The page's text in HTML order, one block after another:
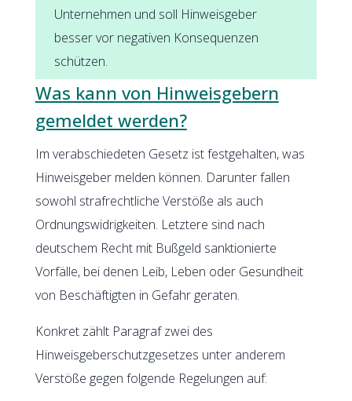
Unternehmen und soll Hinweisgeber
besser vor negativen Konsequenzen
schützen.
Was kann von Hinweisgebern
gemeldet werden?
Im verabschiedeten Gesetz ist festgehalten, was
Hinweisgeber melden können. Darunter fallen
sowohl strafrechtliche Verstöße als auch
Ordnungswidrigkeiten. Letztere sind nach
deutschem Recht mit Bußgeld sanktionierte
Vorfälle, bei denen Leib, Leben oder Gesundheit
von Beschäftigten in Gefahr geraten.
Konkret zählt Paragraf zwei des
Hinweisgeberschutzgesetzes unter anderem
Verstöße gegen folgende Regelungen auf: